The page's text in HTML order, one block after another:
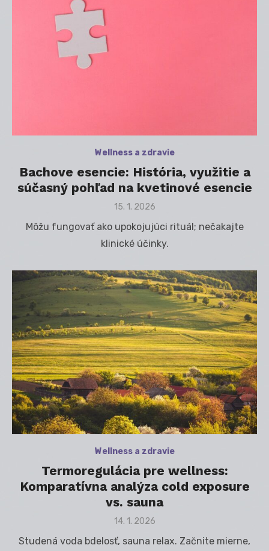
Wellness a zdravie
Bachove esencie: História, využitie a
súčasný pohľad na kvetinové esencie
Posted
15. 1. 2026
Môžu fungovať ako upokojujúci rituál; nečakajte
klinické účinky.
Wellness a zdravie
Termoregulácia pre wellness:
Komparatívna analýza cold exposure
vs. sauna
Posted
14. 1. 2026
Studená voda bdelosť, sauna relax. Začnite mierne,